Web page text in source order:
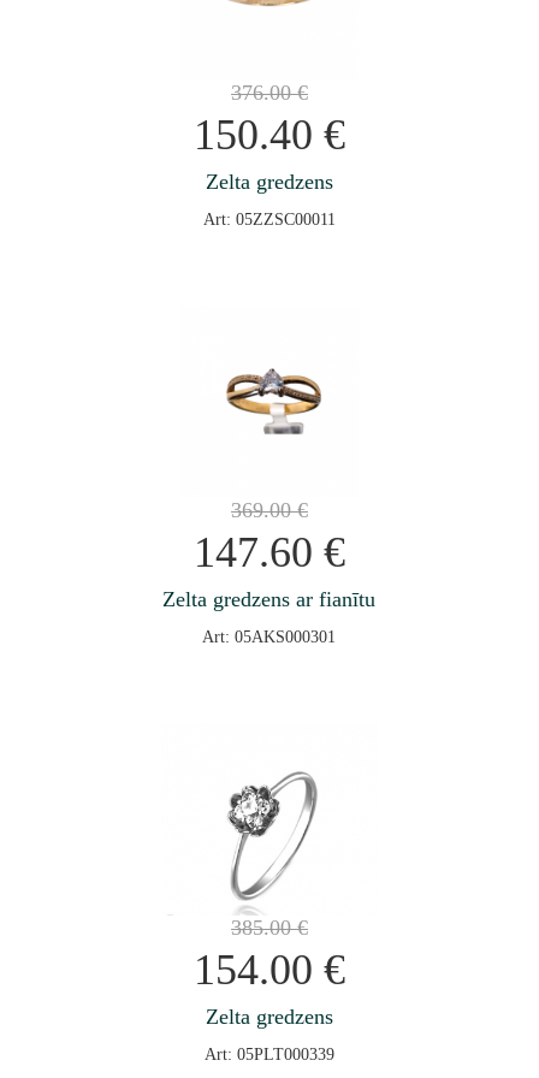
376.00€
150.40 €
Zelta gredzens
Art: 05ZZSC00011
369.00€
147.60 €
Zelta gredzens ar fianītu
Art: 05AKS000301
385.00€
154.00 €
Zelta gredzens
Art: 05PLT000339